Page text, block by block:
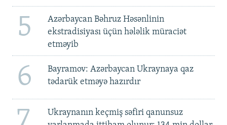
5
Azərbaycan Bəhruz Həsənlinin
ekstradisiyası üçün hələlik müraciət
etməyib
6
Bayramov: Azərbaycan Ukraynaya qaz
tədarük etməyə hazırdır
Ukraynanın keçmiş səfiri qanunsuz